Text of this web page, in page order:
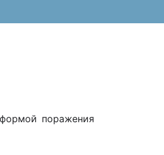
поражения